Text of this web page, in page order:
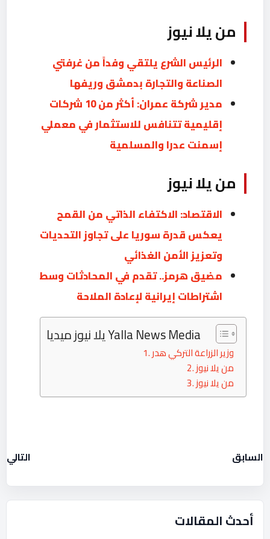
من يلا نيوز
الرئيس الشرع يلتقي وفداً من غرفتي
الصناعة والتجارة بدمشق وريفها
مدير شركة عمران: أكثر من 10 شركات
إقليمية تتنافس للاستثمار في معملي
إسمنت عدرا والمسلمية
من يلا نيوز
الاقتصاد: الاكتفاء الذاتي من القمح
يعكس قدرة سوريا على تجاوز التحديات
‏وتعزيز الأمن الغذائي
مضيق هرمز.. تقدم في المحادثات وسط
اشتراطات إيرانية لإعادة الملاحة
يلا نيوز ميديا Yalla News Media
وزير الزراعة التركي هدر
من يلا نيوز
من يلا نيوز
السابق التالي
أحدث المقالات